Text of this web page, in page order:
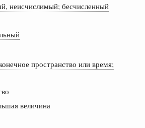
неисчислимый; бесчисленный
пространство или время;
величина